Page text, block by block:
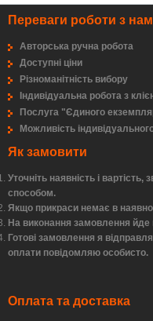
Переваги роботи з
Авторська ручна робота
Доступні ціни
Різноманітність вибору
Індивідуальна робота з
Послуга "Єдиного
Можливість
Як замовити
Уточніть наявність і
способом.
Якщо прикраси немає в
На виконання замовлення йде
Готові замовлення я
оплати повідомляю особисто.
Оплата та доставка